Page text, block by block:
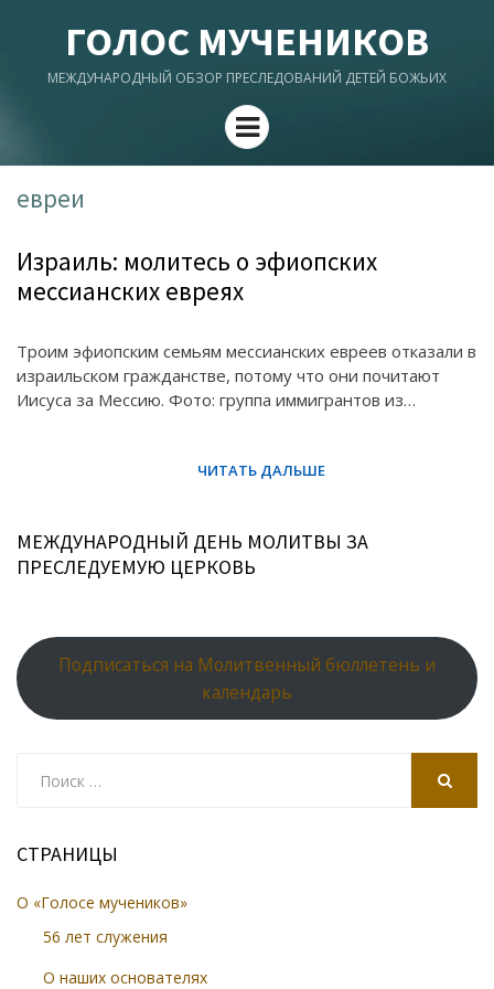
ГОЛОС МУЧЕНИКОВ
МЕЖДУНАРОДНЫЙ ОБЗОР ПРЕСЛЕДОВАНИЙ ДЕТЕЙ БОЖЬИХ
Menu
евреи
Израиль: молитесь о эфиопских
мессианских евреях
Троим эфиопским семьям мессианских евреев отказали в
израильском гражданстве, потому что они почитают
Иисуса за Мессию. Фото: группа иммигрантов из…
МЕЖДУНАРОДНЫЙ ДЕНЬ МОЛИТВЫ ЗА
ПРЕСЛЕДУЕМУЮ ЦЕРКОВЬ
Подписаться на Молитвенный бюллетень и
календарь
СТРАНИЦЫ
О «Голосе мучеников»
56 лет служения
О наших основателях